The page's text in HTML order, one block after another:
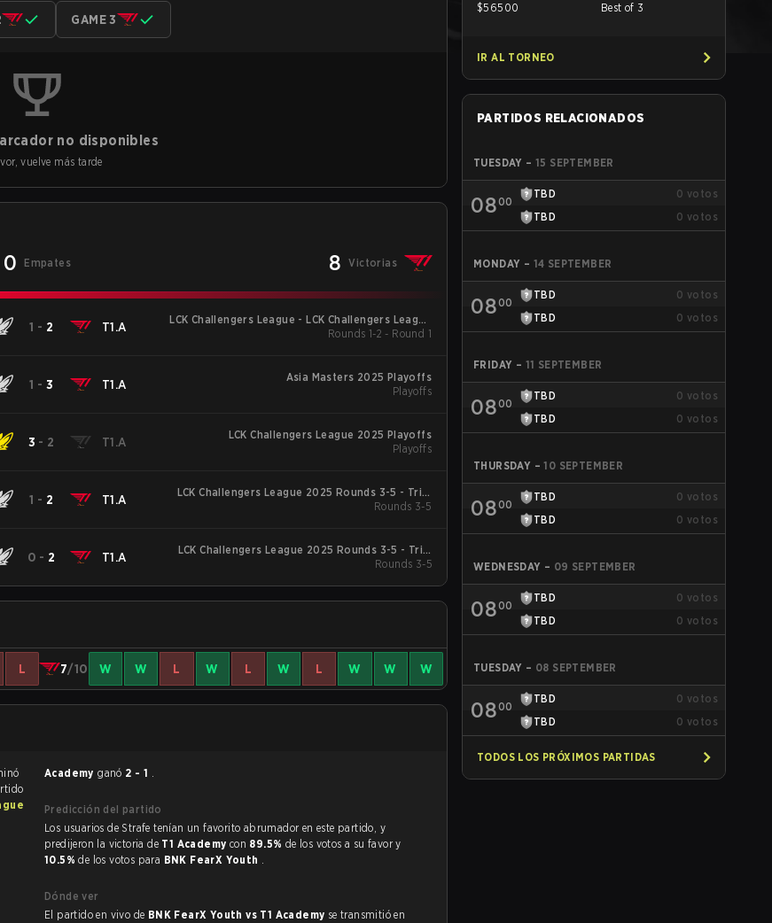
GAME 3
no disponibles
vuelve más tarde
0 Empates 8 Victorias
1 - 2 T1.A
LCK Challengers League - LCK Challengers League
2026
Rounds 1-2 - Round 1
1 - 3 T1.A
Asia Masters 2025 Playoffs
Playoffs
3 - 2 T1.A
LCK Challengers League 2025 Playoffs
Playoffs
1 - 2 T1.A
LCK Challengers League 2025 Rounds 3-5 - Trial
Group
Rounds 3-5
0 - 2 T1.A
LCK Challengers League 2025 Rounds 3-5 - Trial
Group
Rounds 3-5
L 7/10 W W L W L W L W W W
Legends terminó
Academy ganó 2 - 1 .
Predicción del partido
Los usuarios de Strafe tenían un favorito abrumador en este partido, y
predijeron la victoria de T1 Academy con 89.5% de los votos a su favor y
10.5%de los votos para BNK FearX Youth .
Dónde ver
El partido en vivo de BNK FearX Youth vs T1 Academy se transmitió en
$56500
Best of 3
IR AL TORNEO
PARTIDOS RELACIONADOS
TUESDAY – 15 SEPTEMBER
0800
TBD 0 votos
TBD
0 votos
MONDAY – 14 SEPTEMBER
0800
TBD 0 votos
TBD
0 votos
FRIDAY – 11 SEPTEMBER
0800
TBD 0 votos
TBD
0 votos
THURSDAY – 10 SEPTEMBER
0800
TBD 0 votos
TBD
0 votos
WEDNESDAY – 09 SEPTEMBER
0800
TBD 0 votos
TBD
0 votos
TUESDAY – 08 SEPTEMBER
0800
TBD 0 votos
TBD
0 votos
TODOS LOS PRÓXIMOS PARTIDAS